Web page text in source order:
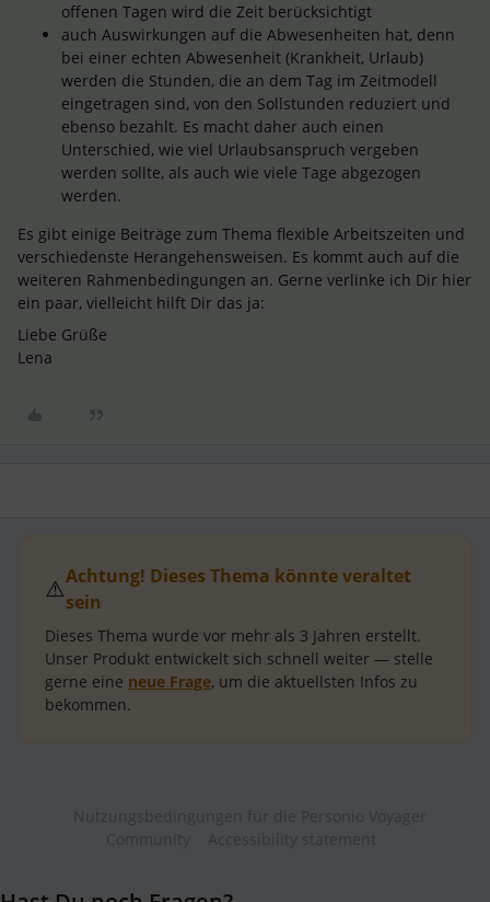
offenen Tagen wird die Zeit berücksichtigt
auch Auswirkungen auf die Abwesenheiten hat, denn
bei einer echten Abwesenheit (Krankheit, Urlaub)
werden die Stunden, die an dem Tag im Zeitmodell
eingetragen sind, von den Sollstunden reduziert und
ebenso bezahlt. Es macht daher auch einen
Unterschied, wie viel Urlaubsanspruch vergeben
werden sollte, als auch wie viele Tage abgezogen
werden.
Es gibt einige Beiträge zum Thema flexible Arbeitszeiten und
verschiedenste Herangehensweisen. Es kommt auch auf die
weiteren Rahmenbedingungen an. Gerne verlinke ich Dir hier
ein paar, vielleicht hilft Dir das ja:
Liebe Grüße
Lena
⚠️Achtung! Dieses Thema könnte veraltet
sein
Dieses Thema wurde vor mehr als 3 Jahren erstellt.
Unser Produkt entwickelt sich schnell weiter — stelle
gerne eine neue Frage, um die aktuellsten Infos zu
bekommen.